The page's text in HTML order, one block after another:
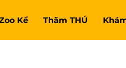
Kể Thăm THÚ